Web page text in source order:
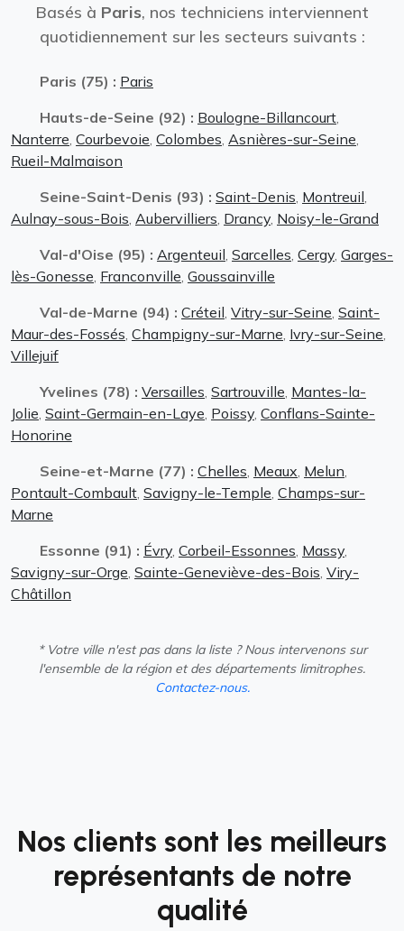
Basés à Paris, nos techniciens interviennent
quotidiennement sur les secteurs suivants :
Paris (75) : Paris
Hauts-de-Seine (92) : Boulogne-Billancourt
Nanterre Courbevoie Colombes Asnières-sur-Seine
Rueil-Malmaison
Seine-Saint-Denis (93) : Saint-Denis Montreuil
Aulnay-sous-Bois Aubervilliers Drancy Noisy-le-Grand
Val-d'Oise (95) : Argenteuil Sarcelles Cergy Garges-
lès-Gonesse Franconville Goussainville
Val-de-Marne (94) : Créteil Vitry-sur-Seine Saint-
Maur-des-Fossés Champigny-sur-Marne Ivry-sur-Seine
Villejuif
Yvelines (78) : Versailles Sartrouville Mantes-la-
Jolie Saint-Germain-en-Laye Poissy Conflans-Sainte-
Honorine
Seine-et-Marne (77) : Chelles Meaux Melun
Pontault-Combault Savigny-le-Temple Champs-sur-
Marne
Essonne (91) : Évry Corbeil-Essonnes Massy
Savigny-sur-Orge Sainte-Geneviève-des-Bois Viry-
Châtillon
* Votre ville n'est pas dans la liste ? Nous intervenons sur
l'ensemble de la région et des départements limitrophes.
Contactez-nous.
Nos clients sont les meilleurs
représentants de notre
qualité